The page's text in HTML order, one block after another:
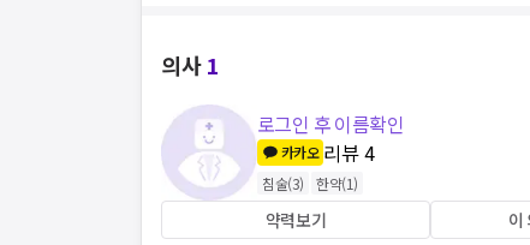
의사1
로그인 후 이름확인
카카오 리뷰4
침술(3) 한약(1)
약력보기 이